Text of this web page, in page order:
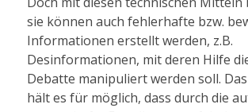
sie können auch fehlerhafte bzw.
Informationen erstellt werden, z.B.
Desinformationen, mit deren Hilfe
Debatte manipuliert werden soll.
hält es für möglich, dass durch die